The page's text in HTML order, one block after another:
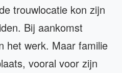
trouwlocatie kon zijn
Bij aankomst
het werk. Maar familie
vooral voor zijn